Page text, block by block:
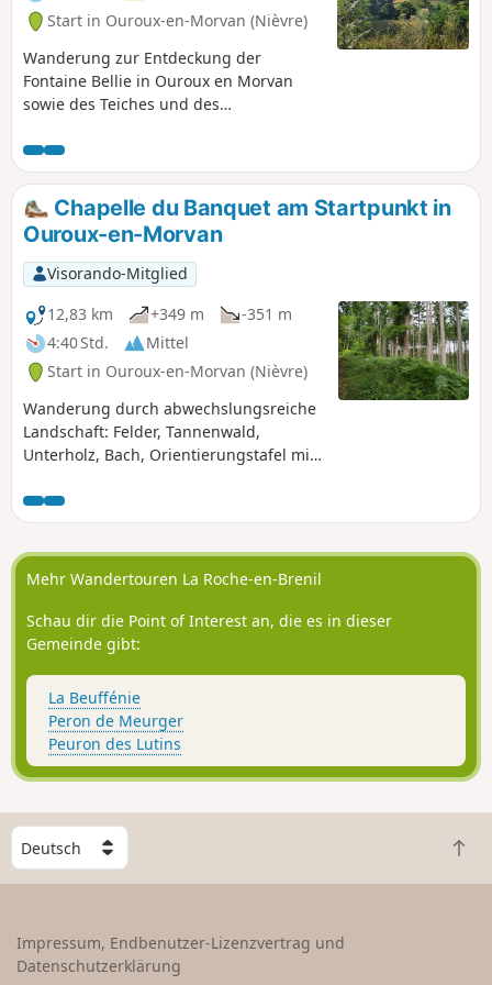
Sie die Geschichte, die greifbare
Erinnerungen. Dieses unvergessliche
Eintauchen entführt Sie in die
Vergangenheit des Morvan, eine Reise
jedem Schritt.
Start in Ouroux-en-Morvan (Nièvre)
Wanderung zur Entdeckung der
Fontaine Bellie in Ouroux en Morvan
sowie des Teiches und des
Wanderung führt am Teich von Ouroux-
en-Morvan sowie am Waschhaus des
Dorfes vorbei.
Chapelle du Banquet am Startpunkt in
Ouroux-en-Morvan
Visorando-Mitglied
12,83 km
+349 m
-351 m
4:40 Std.
Mittel
Start in Ouroux-en-Morvan (Nièvre)
Wanderung durch abwechslungsreiche
Landschaft: Felder, Tannenwald,
Unterholz, Bach, Orientierungstafel mit
Kapelle „Chapelle du Banquet“ aus. Die
Wanderroute ist in gedruckter Form in
der Touristeninformation von Ouroux-
en-Morvan erhältlich.
Mehr Wandertouren La Roche-en-Brenil
Schau dir die Point of Interest an, die es in dieser
Gemeinde gibt:
La Beuffénie
Peron de Meurger
Peuron des Lutins
W
ä
h
e
Z
u
Impressum, Endbenutzer-Lizenzvertrag und
Datenschutzerklärung